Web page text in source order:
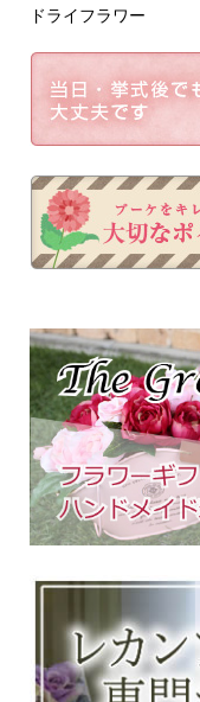
ドライフラワー